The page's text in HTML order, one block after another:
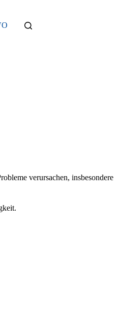
verursachen, insbesondere